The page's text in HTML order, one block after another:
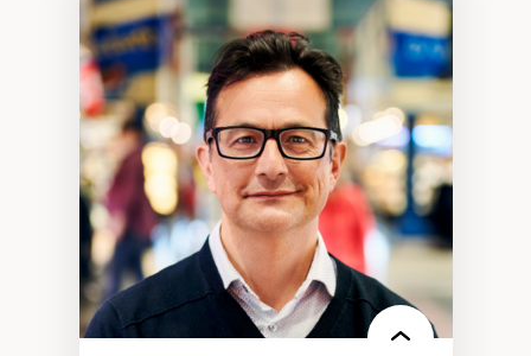
Art
Anti-discrimination
Décolonisation de l’enseignement, de la
recherche, des institutions administratives
et syndicales
Pluralisme épistémologique et
francophonie
Culture
Politiques culturelles
Vivre ensemble
Anti-racisme
Anti-sexisme
Pratiques non oppressives